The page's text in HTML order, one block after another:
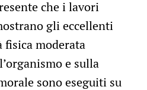
che i lavori
gli eccellenti
moderata
e sulla
sono eseguiti su